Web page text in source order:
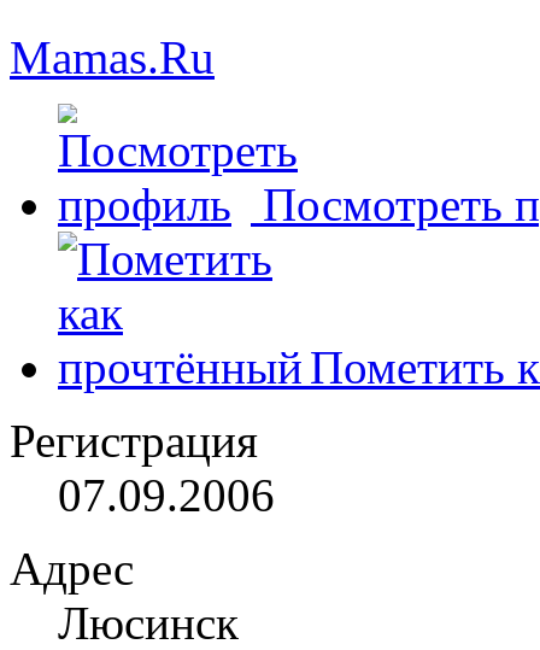
Mamas.Ru
Посмотреть
Пометить
Регистрация
07.09.2006
Адрес
Люсинск